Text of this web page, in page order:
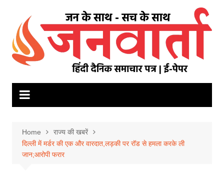
content
Home
राज्य की खबरें
दिल्ली में मर्डर की एक और वारदात,लड़की पर रॉड से हमला करके ली
जान;आरोपी फरार